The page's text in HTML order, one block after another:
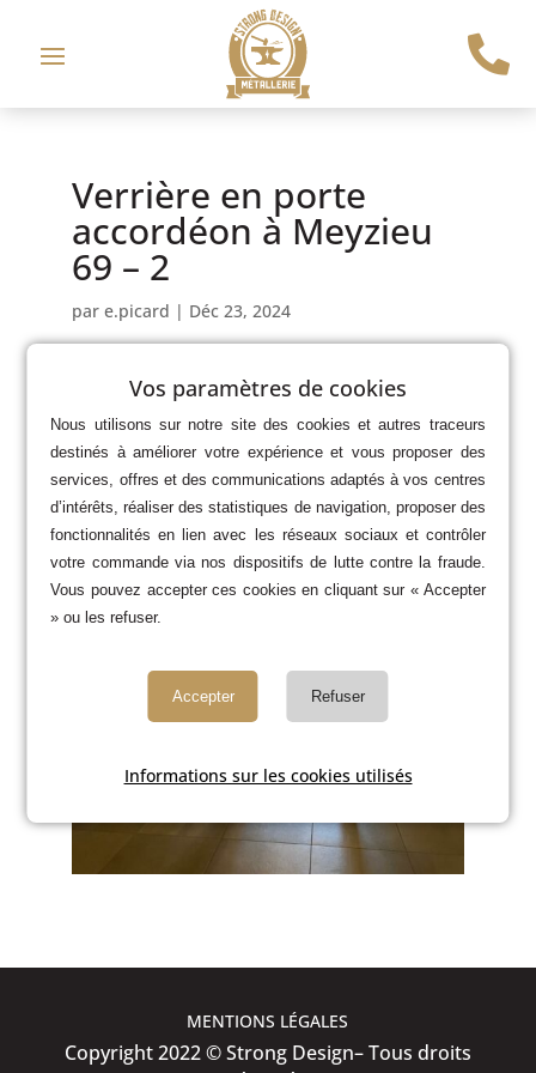

Verrière en porte
accordéon à Meyzieu
69 – 2
par e.picard | Déc 23, 2024
Copyright 2022 © Strong Design– Tous droits
MENTIONS LÉGALES
Vos paramètres de cookies
Nous utilisons sur notre site des cookies et autres traceurs
destinés à améliorer votre expérience et vous proposer des
services, offres et des communications adaptés à vos centres
d’intérêts, réaliser des statistiques de navigation, proposer des
fonctionnalités en lien avec les réseaux sociaux et contrôler
votre commande via nos dispositifs de lutte contre la fraude.
Vous pouvez accepter ces cookies en cliquant sur « Accepter
» ou les refuser.
Accepter Refuser
Informations sur les cookies utilisés